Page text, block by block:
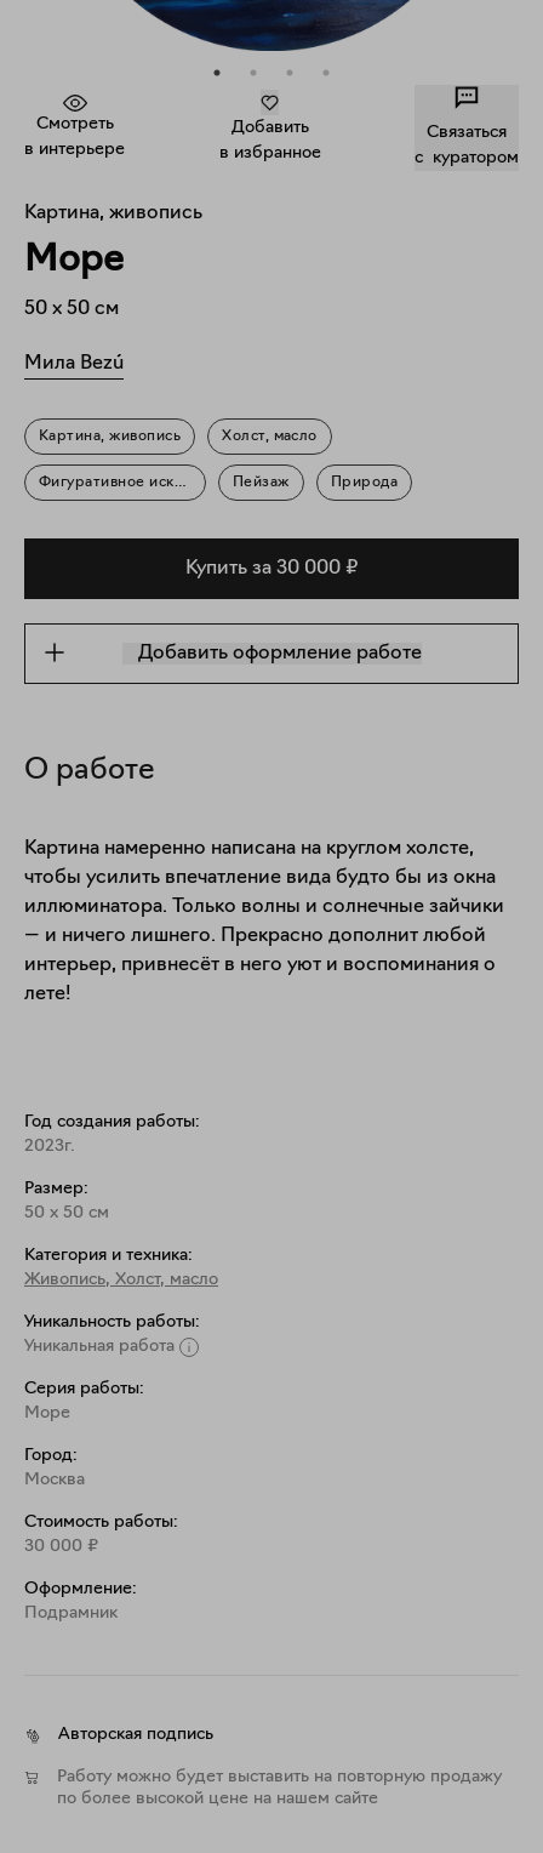
Смотреть
в интерьере
Добавить
в избранное
Связаться
c куратором
Картина, живопись
Море
50 x 50 см
Мила Bezú
Картина, живопись Холст, масло
Фигуративное искусство Пейзаж Природа
Купить за 30 000 ₽
Добавить оформление работе
О работе
Картина намеренно написана на круглом холсте,
чтобы усилить впечатление вида будто бы из окна
иллюминатора. Только волны и солнечные зайчики
— и ничего лишнего. Прекрасно дополнит любой
интерьер, привнесёт в него уют и воспоминания о
лете!
Год создания работы:
2023г.
Размер:
50 x 50 см
Категория и техника:
Живопись, Холст, масло
Уникальность работы:
Уникальная работа
Серия работы:
Море
Город:
Москва
Стоимость работы:
30 000 ₽
Оформление:
Подрамник
Авторская подпись
Работу можно будет выставить на повторную продажу
по более высокой цене на нашем сайте